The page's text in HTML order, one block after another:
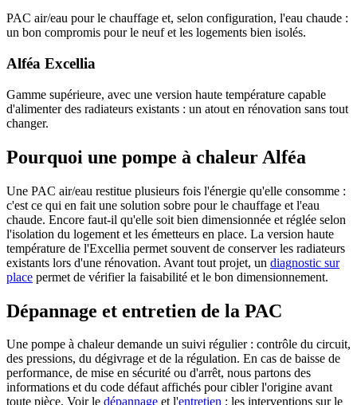
PAC air/eau pour le chauffage et, selon configuration, l'eau chaude :
un bon compromis pour le neuf et les logements bien isolés.
Alféa Excellia
Gamme supérieure, avec une version haute température capable
d'alimenter des radiateurs existants : un atout en rénovation sans tout
changer.
Pourquoi une pompe à chaleur Alféa
Une PAC air/eau restitue plusieurs fois l'énergie qu'elle consomme :
c'est ce qui en fait une solution sobre pour le chauffage et l'eau
chaude. Encore faut-il qu'elle soit bien dimensionnée et réglée selon
l'isolation du logement et les émetteurs en place. La version haute
température de l'Excellia permet souvent de conserver les radiateurs
existants lors d'une rénovation. Avant tout projet, un diagnostic sur
place permet de vérifier la faisabilité et le bon dimensionnement.
Dépannage et entretien de la PAC
Une pompe à chaleur demande un suivi régulier : contrôle du circuit,
des pressions, du dégivrage et de la régulation. En cas de baisse de
performance, de mise en sécurité ou d'arrêt, nous partons des
informations et du code défaut affichés pour cibler l'origine avant
toute pièce. Voir le dépannage et l'entretien ; les interventions sur le